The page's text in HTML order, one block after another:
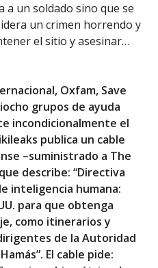
a un soldado sino que se
un crimen horrendo y
el sitio y asesinar…
Oxfam, Save
grupos de ayuda
incondicionalmente el
publica un cable
–suministrado a The
describe: “Directiva
inteligencia humana:
para que obtenga
como itinerarios y
de la Autoridad
El cable pide: